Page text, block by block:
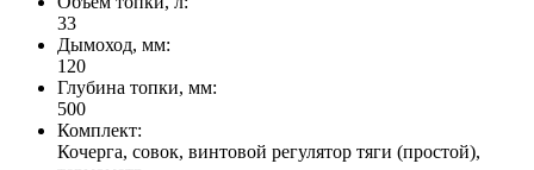
33
Дымоход, мм:
120
Глубина топки, мм:
500
Комплект:
Кочерга, совок, винтовой регулятор тяги (простой),